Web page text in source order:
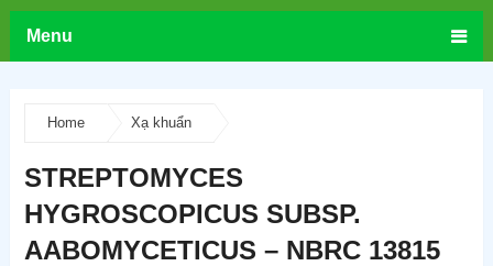
Menu
Home Xạ khuẩn
STREPTOMYCES
HYGROSCOPICUS SUBSP.
AABOMYCETICUS – NBRC 13815